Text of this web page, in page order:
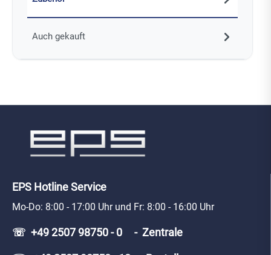
Auch gekauft
EPS Hotline Service
Mo-Do: 8:00 - 17:00 Uhr und Fr: 8:00 - 16:00 Uhr
☏ +49 2507 98750 - 0 - Zentrale